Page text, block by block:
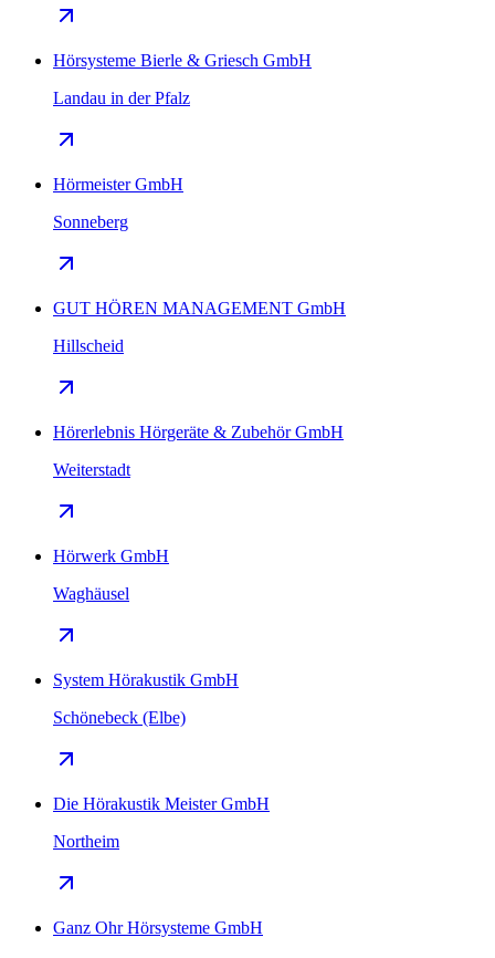
Hörsysteme Bierle & Griesch GmbH
Landau in der Pfalz
Hörmeister GmbH
Sonneberg
GUT HÖREN MANAGEMENT GmbH
Hillscheid
Hörerlebnis Hörgeräte & Zubehör GmbH
Weiterstadt
Hörwerk GmbH
Waghäusel
System Hörakustik GmbH
Schönebeck (Elbe)
Die Hörakustik Meister GmbH
Northeim
Ganz Ohr Hörsysteme GmbH